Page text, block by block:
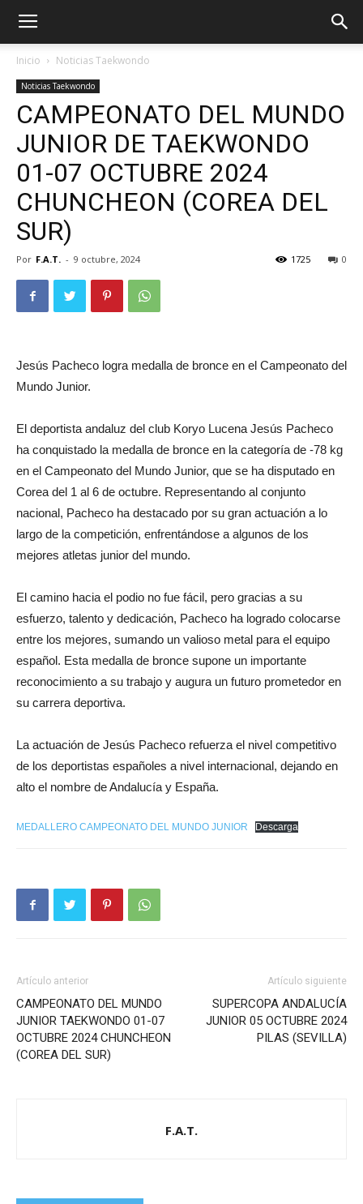
Inicio Noticias Taekwondo
Noticias Taekwondo
CAMPEONATO DEL MUNDO
JUNIOR DE TAEKWONDO
01-07 OCTUBRE 2024
CHUNCHEON (COREA DEL
SUR)
Por F.A.T. - 9 octubre, 2024 0
1725
Jesús Pacheco logra medalla de bronce en el Campeonato del
Mundo Junior.
El deportista andaluz del club Koryo Lucena Jesús Pacheco
ha conquistado la medalla de bronce en la categoría de -78 kg
en el Campeonato del Mundo Junior, que se ha disputado en
Corea del 1 al 6 de octubre. Representando al conjunto
nacional, Pacheco ha destacado por su gran actuación a lo
largo de la competición, enfrentándose a algunos de los
mejores atletas junior del mundo.
El camino hacia el podio no fue fácil, pero gracias a su
esfuerzo, talento y dedicación, Pacheco ha logrado colocarse
entre los mejores, sumando un valioso metal para el equipo
español. Esta medalla de bronce supone un importante
reconocimiento a su trabajo y augura un futuro prometedor en
su carrera deportiva.
La actuación de Jesús Pacheco refuerza el nivel competitivo
de los deportistas españoles a nivel internacional, dejando en
alto el nombre de Andalucía y España.
MEDALLERO CAMPEONATO DEL MUNDO JUNIOR Descarga
Artículo anterior
CAMPEONATO DEL MUNDO
JUNIOR TAEKWONDO 01-07
OCTUBRE 2024 CHUNCHEON
(COREA DEL SUR)
Artículo siguiente
SUPERCOPA ANDALUCÍA
JUNIOR 05 OCTUBRE 2024
PILAS (SEVILLA)
F.A.T.